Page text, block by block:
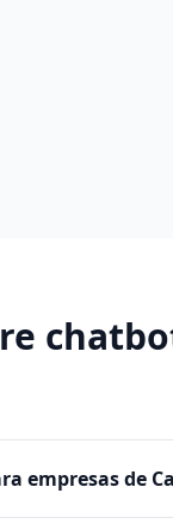
empresas de